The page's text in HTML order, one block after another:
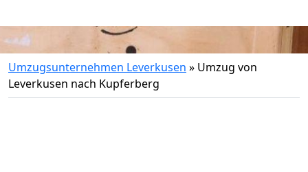
Umzugsunternehmen Leverkusen » Umzug von
Leverkusen nach Kupferberg